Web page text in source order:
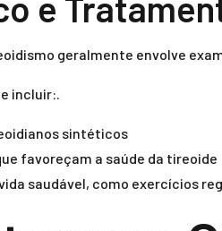
geralmente envolve
incluir:.
sintéticos
favoreçam a saúde da tireoide
saudável, como exercícios